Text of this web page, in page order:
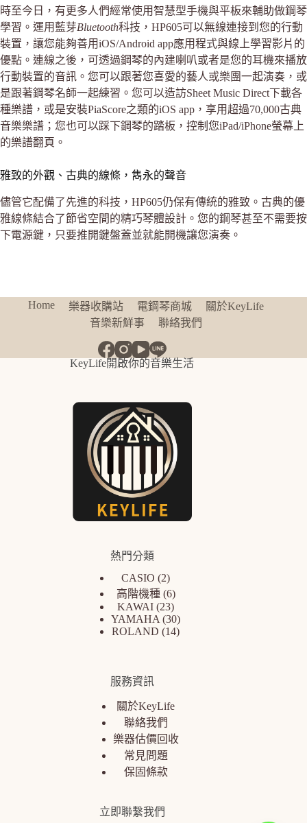
時至今日，有更多人們經常使用智慧型手機與平板來輔助做鋼琴
學習。運用藍芽Bluetooth科技，HP605可以無線連接到您的行動
裝置，讓您能夠善用iOS/Android app應用程式與線上學習影片的
優點。連線之後，可透過鋼琴的內建喇叭或者是您的耳機來播放
行動裝置的音訊。您可以跟著您喜愛的藝人或樂團一起演奏，或
是跟著鋼琴名師一起練習。您可以造訪Sheet Music Direct下載各
種樂譜，或是安裝PiaScore之類的iOS app，享用超過70,000古典
音樂樂譜；您也可以踩下鋼琴的踏板，控制您iPad/iPhone螢幕上
的樂譜翻頁。
雅致的外觀、古典的線條，雋永的聲音
儘管它配備了先進的科技，HP605仍保有傳統的雅致。古典的優
雅線條結合了節省空間的精巧琴體設計。您的鋼琴甚至不需要按
下電源鍵，只要推開鍵盤蓋並就能開機讓您演奏。
Home 樂器收購站 電鋼琴商城
關於KeyLife
音樂新鮮事
聯絡我們
KeyLife開啟你的音樂生活
熱門分類
CASIO
2
高階機種 6
KAWAI 23
YAMAHA 30
ROLAND
14
服務資訊
關於KeyLife
聯絡我們
樂器估價回收
常見問題
保固條款
立即聯繫我們